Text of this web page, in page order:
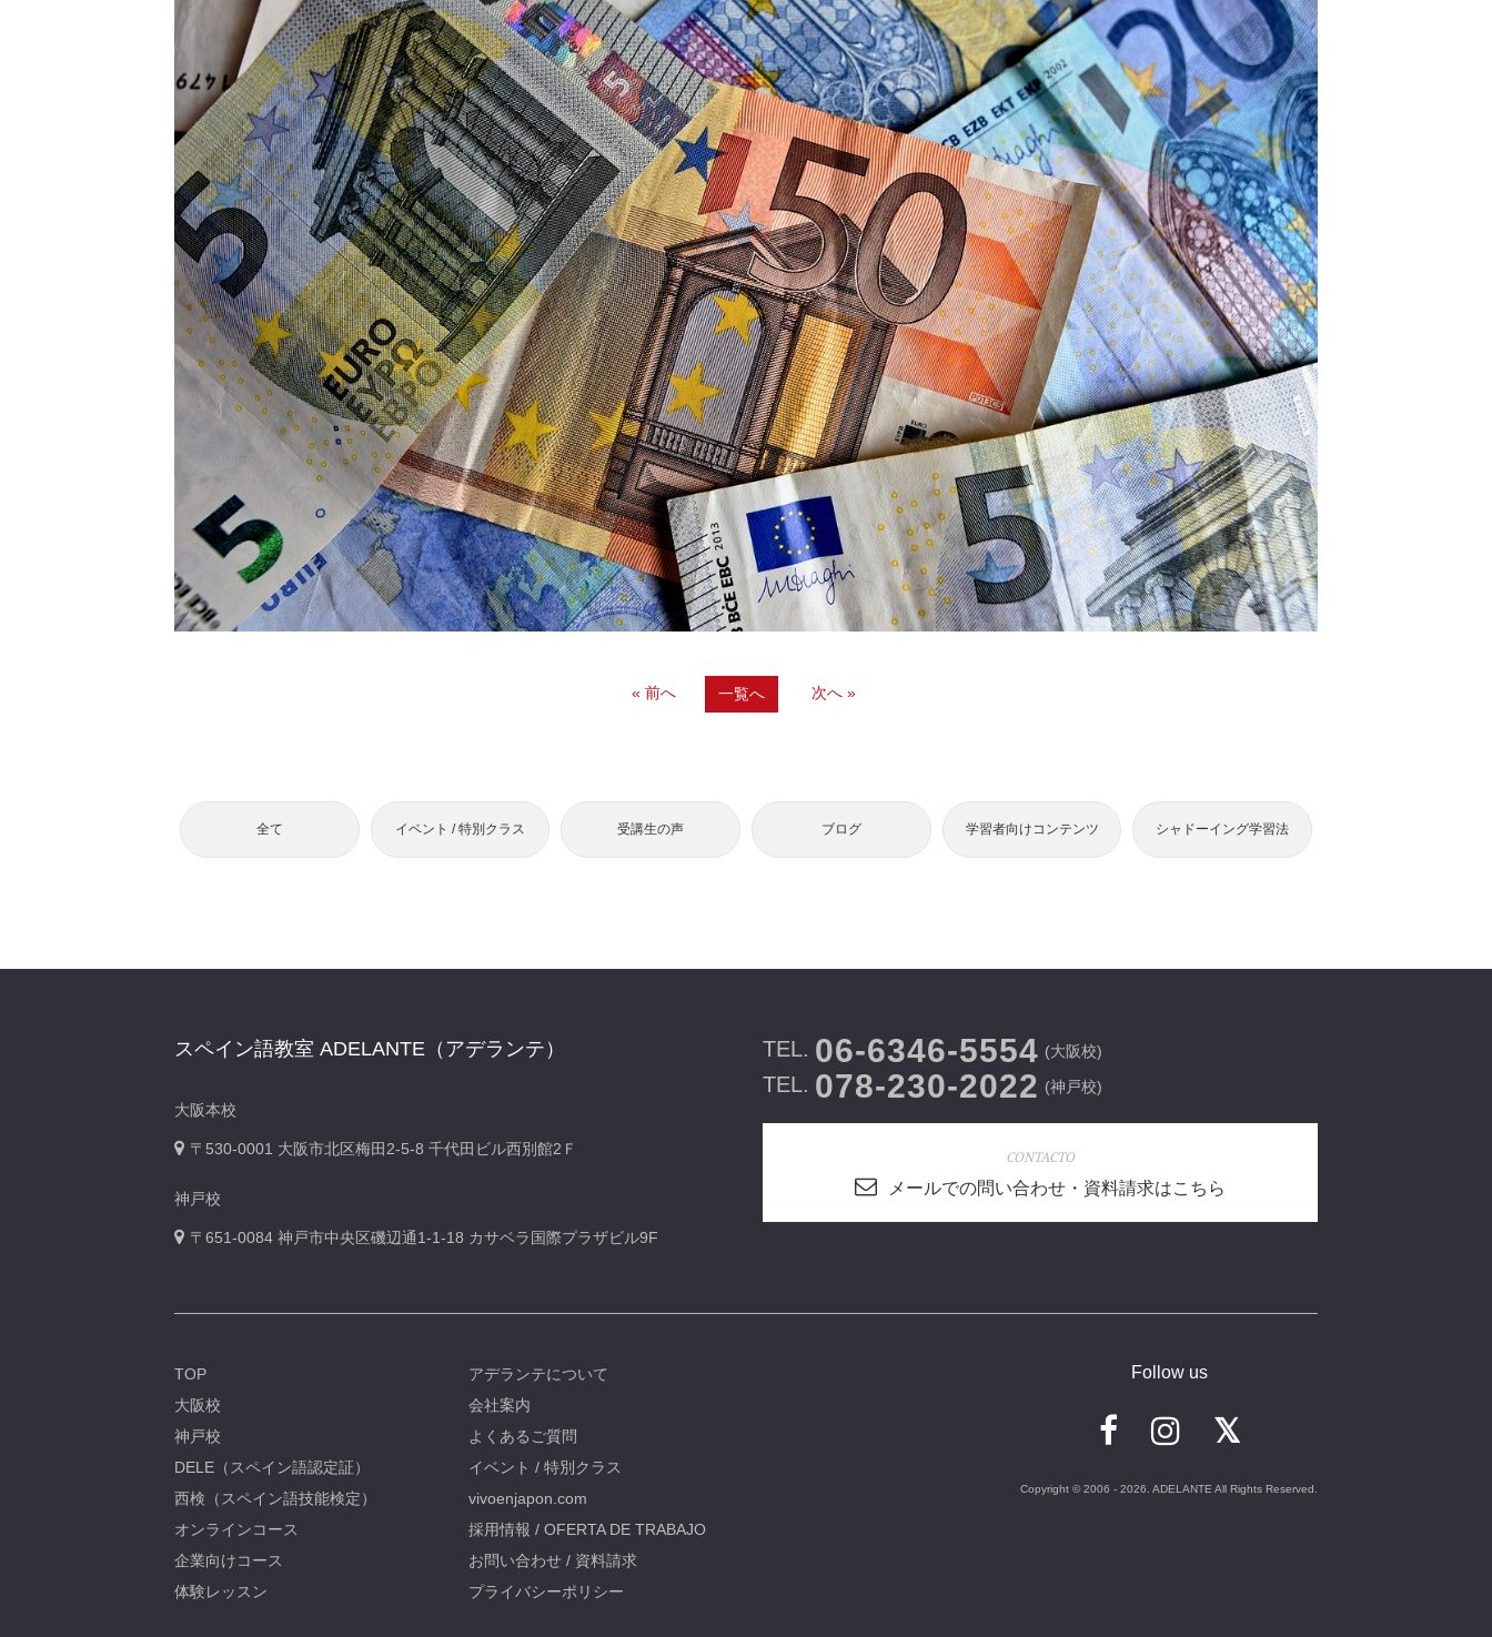
« 前へ 一覧へ 次へ »
全て イベント / 特別クラス 受講生の声 ブログ 学習者向けコンテンツ シャドーイング学習法
スペイン語教室 ADELANTE（アデランテ）
大阪本校
〒530-0001 大阪市北区梅田2-5-8 千代田ビル西別館2Ｆ
神戸校
〒651-0084 神戸市中央区磯辺通1-1-18 カサベラ国際プラザビル9F
TEL. 06-6346-5554 (大阪校)
TEL. 078-230-2022 (神戸校)
CONTACTO
メールでの問い合わせ・資料請求はこちら
TOP
大阪校
神戸校
DELE（スペイン語認定証）
西検（スペイン語技能検定）
オンラインコース
企業向けコース
体験レッスン
アデランテについて
会社案内
よくあるご質問
イベント / 特別クラス
vivoenjapon.com
採用情報 / OFERTA DE TRABAJO
お問い合わせ / 資料請求
プライバシーポリシー
Follow us
Copyright © 2006 - 2026. ADELANTE All Rights Reserved.